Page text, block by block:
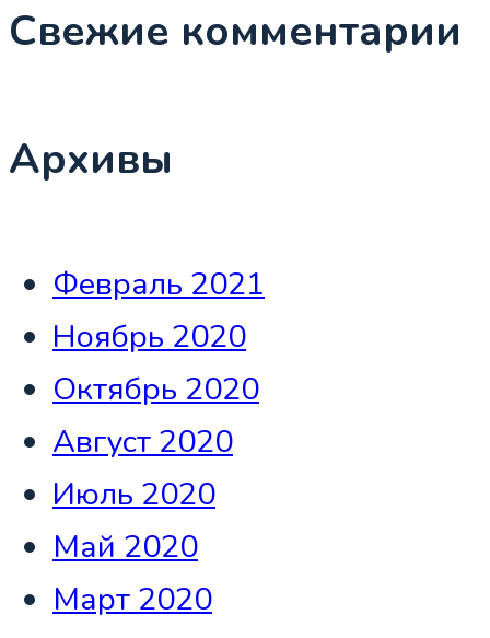
Свежие комментарии
Архивы
Февраль 2021
Ноябрь 2020
Октябрь 2020
Август 2020
Июль 2020
Май 2020
Март 2020